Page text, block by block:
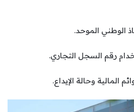
الوطني الموحد.
رقم السجل التجاري.
المالية وحالة الإيداع.